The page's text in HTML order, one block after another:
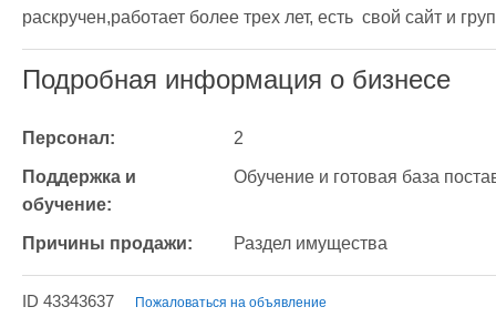
раскручен,работает более трех лет, есть  свой сайт и
Подробная информация о бизнесе
Персонал: 2
Поддержка и
обучение:
Обучение и готовая база
Причины продажи: Раздел имущества
ID 43343637 Пожаловаться на объявление